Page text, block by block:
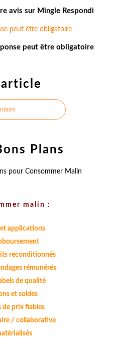
avis sur Mingle Respondi
peut être obligatoire
Plans
malin :
applications
reconditionnés
rémunérés
de qualité
et soldes
de prix fiables
/ collaborative